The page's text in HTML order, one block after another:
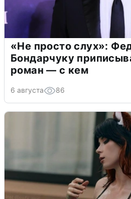
«Не просто слух»:
Бондарчуку
роман — с кем
6 августа 86